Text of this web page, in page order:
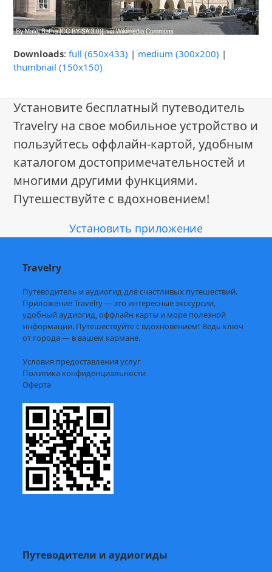
Downloads:full (650x433) | medium (300x200) |
thumbnail (150x150)
Установите бесплатный путеводитель
Travelry на свое мобильное устройство и
пользуйтесь оффлайн-картой, удобным
каталогом достопримечательностей и
многими другими функциями.
Путешествуйте с вдохновением!
Установить приложение
Travelry
Путеводитель и аудиогид для счастливых путешествий.
Приложение Travelry — это интересные экскурсии,
удобный аудиогид, оффлайн карты и море полезной
информации. Путешествуйте с вдохновением! Ведь ключ
от города — в вашем кармане.
Условия предоставления услуг
Политика конфиденциальности
Оферта
Путеводители и аудиогиды